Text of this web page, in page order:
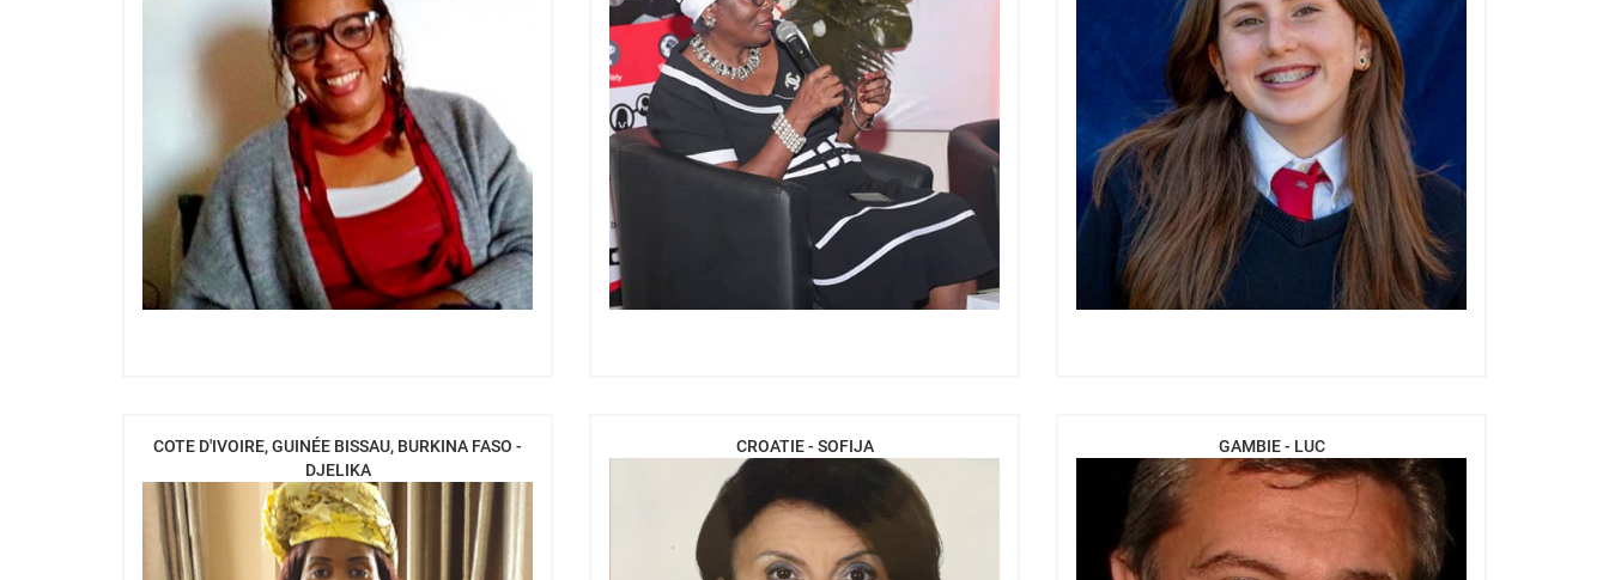
COTE D'IVOIRE, GUINÉE BISSAU, BURKINA FASO -
DJELIKA
CROATIE - SOFIJA GAMBIE - LUC